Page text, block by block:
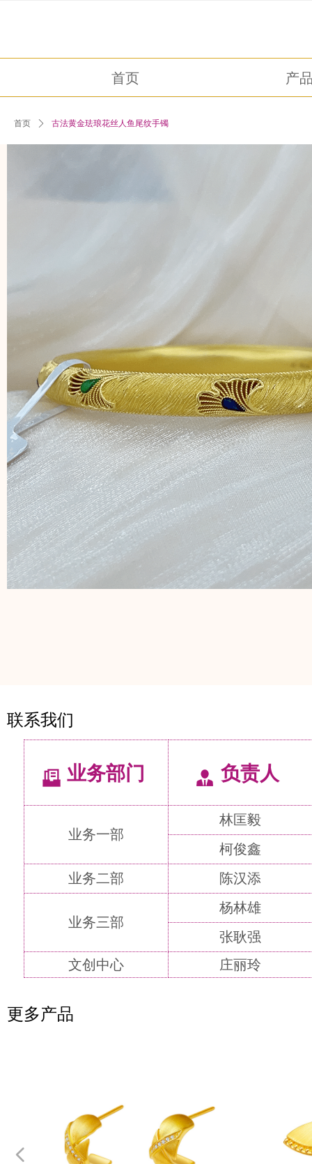
首页 产
首页 ꄲ 古法黄金珐琅花丝人鱼尾纹手镯
业务部门 负责人
业务一部
林匡毅
柯俊鑫
业务二部
陈汉添
业务三部
杨林雄
张耿强
文创中心
庄丽玲
联系我们
更多产品
넳